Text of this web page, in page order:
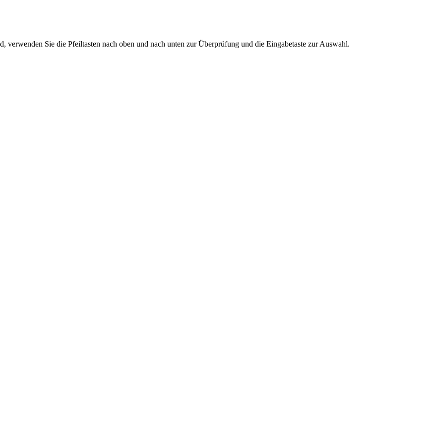
verwenden Sie die Pfeiltasten nach oben und nach unten zur Überprüfung und die Eingabetaste zur Auswahl.